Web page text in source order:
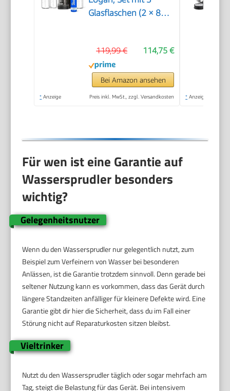
Glasflaschen (2 × 850
Matt Schwarz, Höhe
42,6 cm
114,75 €
119,99 €
Bei Amazon ansehen
* Anzeige Preis inkl. MwSt., zzgl. Versandkosten * Anzeige
Für wen ist eine Garantie auf
Wassersprudler besonders
wichtig?
Gelegenheitsnutzer
Wenn du den Wassersprudler nur gelegentlich nutzt, zum
Beispiel zum Verfeinern von Wasser bei besonderen
Anlässen, ist die Garantie trotzdem sinnvoll. Denn gerade bei
seltener Nutzung kann es vorkommen, dass das Gerät durch
längere Standzeiten anfälliger für kleinere Defekte wird. Eine
Garantie gibt dir hier die Sicherheit, dass du im Fall einer
Störung nicht auf Reparaturkosten sitzen bleibst.
Vieltrinker
Nutzt du den Wassersprudler täglich oder sogar mehrfach am
Tag, steigt die Belastung für das Gerät. Bei intensivem